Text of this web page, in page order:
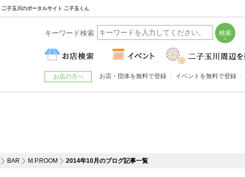
子玉川のポータルサイト 二子玉くん
BAR M.P.ROOM 2014年10月のブログ記事一覧
キーワード検索
お店の方へ お店・団体を無料で登録 イベントを無料で登録